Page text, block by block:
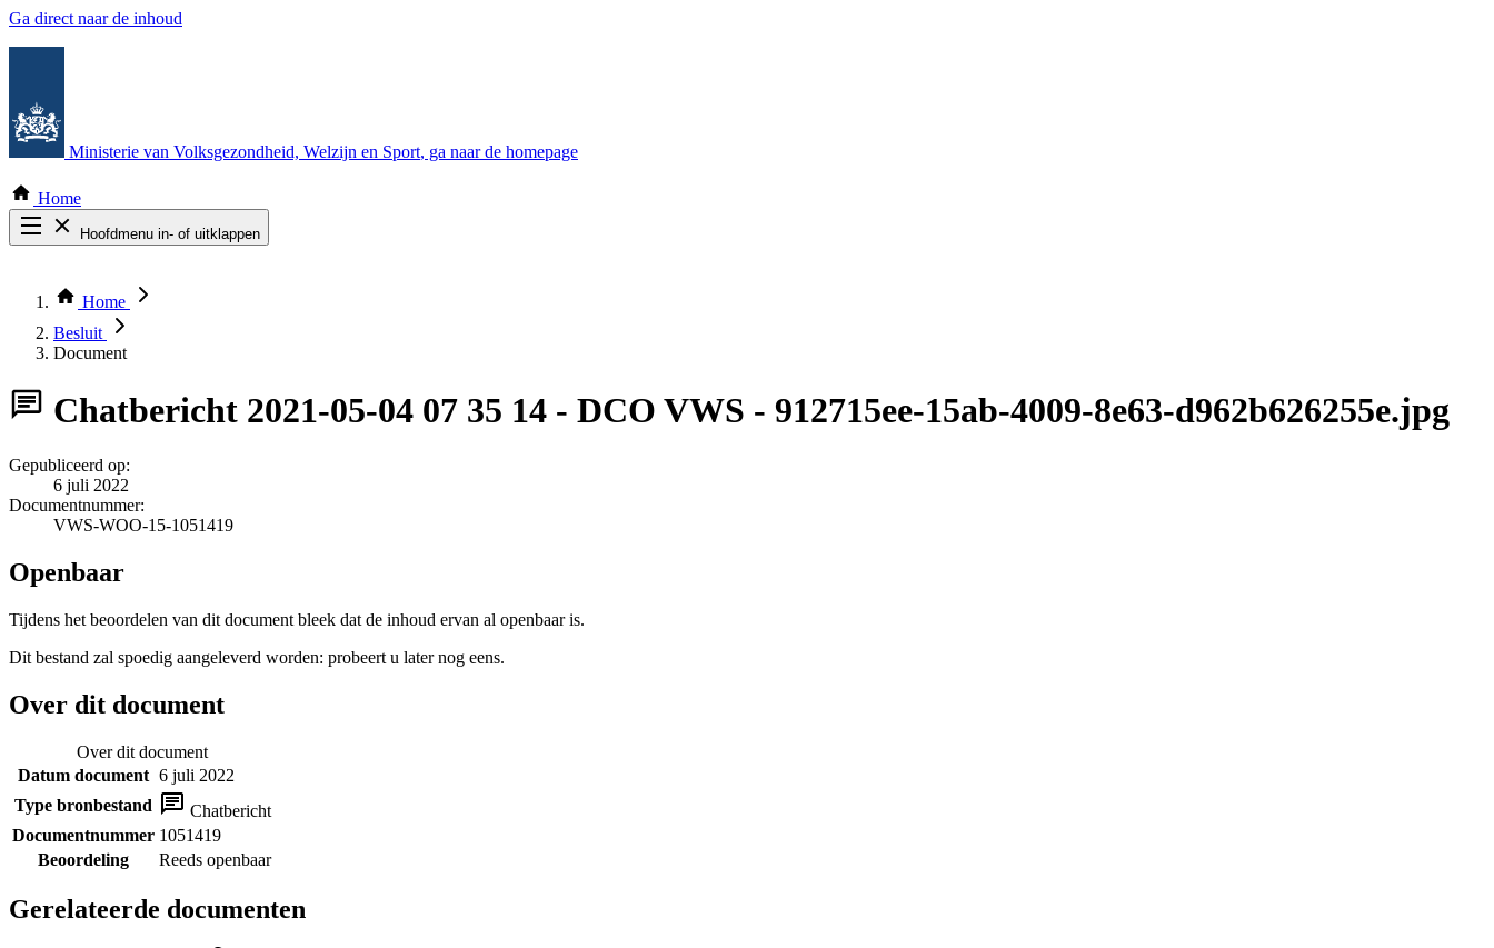
Ga direct naar de inhoud
Ministerie van Volksgezondheid, Welzijn en Sport, ga naar de homepage
Home
Hoofdmenu in- of uitklappen
Thema COVID-19
Bekijk per bestuursorgaan
Home
Besluit
Document
Chatbericht 2021-05-04 07 35 14 - DCO VWS - 912715ee-15ab-4009-8e63-d962b626255e.jpg
Gepubliceerd op:
6 juli 2022
Documentnummer:
VWS-WOO-15-1051419
Openbaar
Tijdens het beoordelen van dit document bleek dat de inhoud ervan al openbaar is.
Dit bestand zal spoedig aangeleverd worden: probeert u later nog eens.
Over dit document
Over dit document
Datum document 6 juli 2022
Type bronbestand
Chatbericht
Documentnummer 1051419
Beoordeling
Reeds openbaar
Gerelateerde documenten